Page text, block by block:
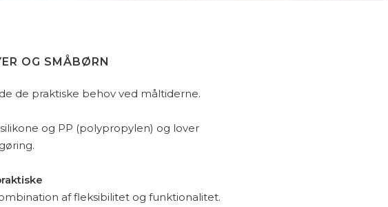
OG SMÅBØRN
de praktiske behov ved måltiderne.
og PP (polypropylen) og lover
af fleksibilitet og funktionalitet.